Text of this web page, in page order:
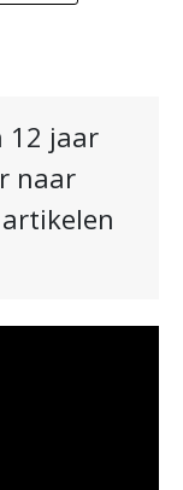
12 jaar
naar